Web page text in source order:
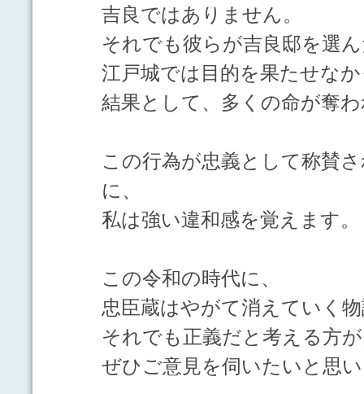
吉良ではありません。
それでも彼らが吉良邸を選
江戸城では目的を果たせな
結果として、多くの命が奪
この行為が忠義として称賛
に、
私は強い違和感を覚えます。
この令和の時代に、
忠臣蔵はやがて消えていく
それでも正義だと考える方
ぜひご意見を伺いたいと思